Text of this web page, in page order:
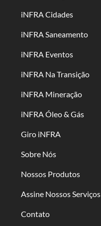
iNFRA Cidades
iNFRA Saneamento
iNFRA Eventos
iNFRA Na Transição
iNFRA Mineração
iNFRA Óleo & Gás
Giro iNFRA
Sobre Nós
Nossos Produtos
Assine Nossos Serviços
Contato